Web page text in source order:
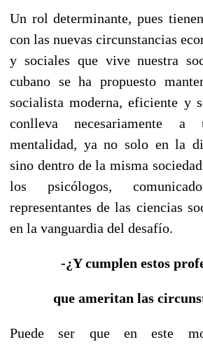
Un rol determinante, pues
con las nuevas circunstancias
y sociales que vive nuestra
cubano se ha propuesto
socialista moderna, eficiente y
conlleva necesariamente
mentalidad, ya no solo en la
sino dentro de la misma
los psicólogos,
representantes de las ciencias
en la vanguardia del desafío.
-¿Y cumplen estos
que ameritan las
Puede ser que en este